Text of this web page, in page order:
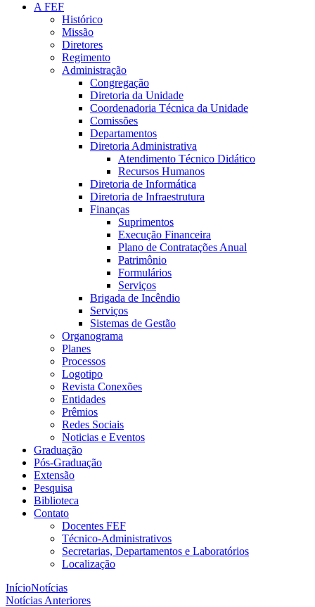
A FEF
Histórico
Missão
Diretores
Regimento
Administração
Congregação
Diretoria da Unidade
Coordenadoria Técnica da Unidade
Comissões
Departamentos
Diretoria Administrativa
Atendimento Técnico Didático
Recursos Humanos
Diretoria de Informática
Diretoria de Infraestrutura
Finanças
Suprimentos
Execução Financeira
Plano de Contratações Anual
Patrimônio
Formulários
Serviços
Brigada de Incêndio
Serviços
Sistemas de Gestão
Organograma
Planes
Processos
Logotipo
Revista Conexões
Entidades
Prêmios
Redes Sociais
Noticias e Eventos
Graduação
Pós-Graduação
Extensão
Pesquisa
Biblioteca
Contato
Docentes FEF
Técnico-Administrativos
Secretarias, Departamentos e Laboratórios
Localização
InícioNotícias
Notícias Anteriores